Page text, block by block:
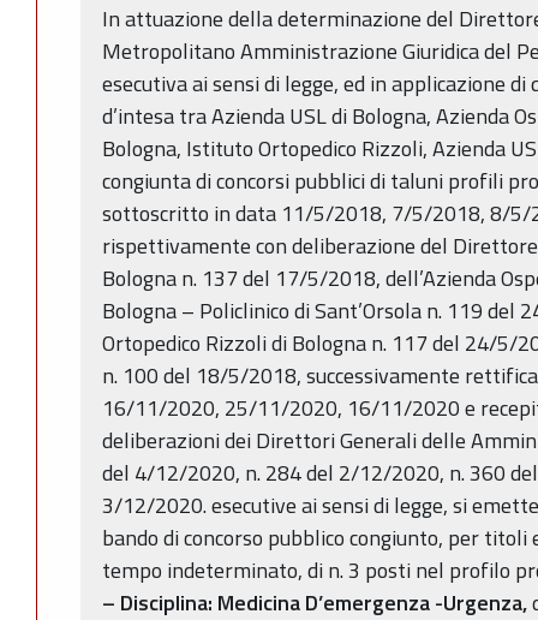
In attuazione della determinazione del
Metropolitano Amministrazione Giuridica del
esecutiva ai sensi di legge, ed in applicazione
d’intesa tra Azienda USL di Bologna, Azienda
Bologna, Istituto Ortopedico Rizzoli, Azienda
congiunta di concorsi pubblici di taluni profili
sottoscritto in data 11/5/2018, 7/5/2018, 8/5/
rispettivamente con deliberazione del Direttore
Bologna n. 137 del 17/5/2018, dell’Azienda
Bologna – Policlinico di Sant’Orsola n. 119 del
Ortopedico Rizzoli di Bologna n. 117 del 24/5/
n. 100 del 18/5/2018, successivamente
16/11/2020, 25/11/2020, 16/11/2020 e
deliberazioni dei Direttori Generali delle
del 4/12/2020, n. 284 del 2/12/2020, n. 360
3/12/2020. esecutive ai sensi di legge, si
bando di concorso pubblico congiunto, per titoli
tempo indeterminato, di n. 3 posti nel profilo
– Disciplina: Medicina D’emergenza -Urgenza,